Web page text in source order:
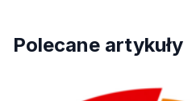
Polecane artykuły